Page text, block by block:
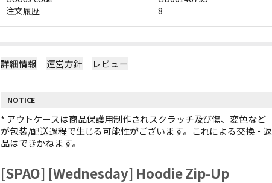
注文履歴
8
詳細情報 運営方針 レビュー
NOTICE
* アウトケースは商品保護用制作されスクラッチ及び傷、変色など
が包装/配送過程で生じる可能性がございます。これによる交換・返
品はできかねます。
[SPAO] [Wednesday] Hoodie Zip-Up